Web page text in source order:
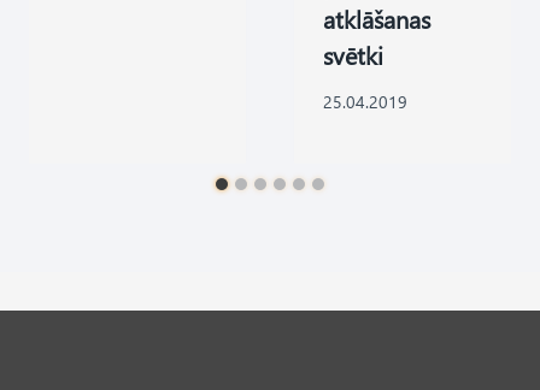
atklāšanas
svētki
25.04.2019